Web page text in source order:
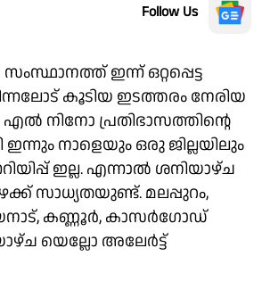
Follow Us
ഇന്ന് ഒറ്റപ്പെട്ട
കൂടിയ ഇടത്തരം നേരിയ
നിനോ പ്രതിഭാസത്തിന്റെ
ഇന്നും നാളെയും ഒരു ജില്ലയിലും
ഇല്ല. എന്നാൽ ശനിയാഴ്ച
സാധ്യതയുണ്ട്. മലപ്പുറം,
കണ്ണൂർ, കാസർഗോഡ്
യെല്ലോ അലേർട്ട്